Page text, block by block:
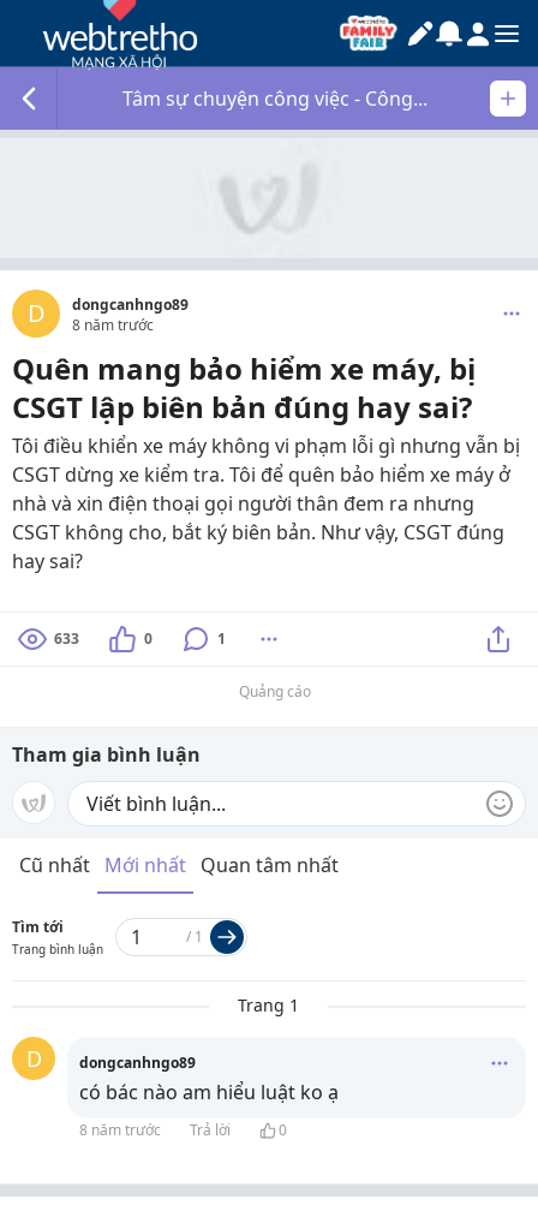
Tâm sự chuyện công việc - Công...
D
dongcanhngo89
8 năm trước
Quên mang bảo hiểm xe máy, bị
CSGT lập biên bản đúng hay sai?
Tôi điều khiển xe máy không vi phạm lỗi gì nhưng vẫn bị
CSGT dừng xe kiểm tra. Tôi để quên bảo hiểm xe máy ở
nhà và xin điện thoại gọi người thân đem ra nhưng
CSGT không cho, bắt ký biên bản. Như vậy, CSGT đúng
hay sai?
633 0 1
Quảng cáo
Tham gia bình luận
Cũ nhất Mới nhất Quan tâm nhất
Tìm tới
Trang bình luận
/ 1
Trang 1
D dongcanhngo89
có bác nào am hiểu luật ko ạ
8 năm trước Trả lời 0